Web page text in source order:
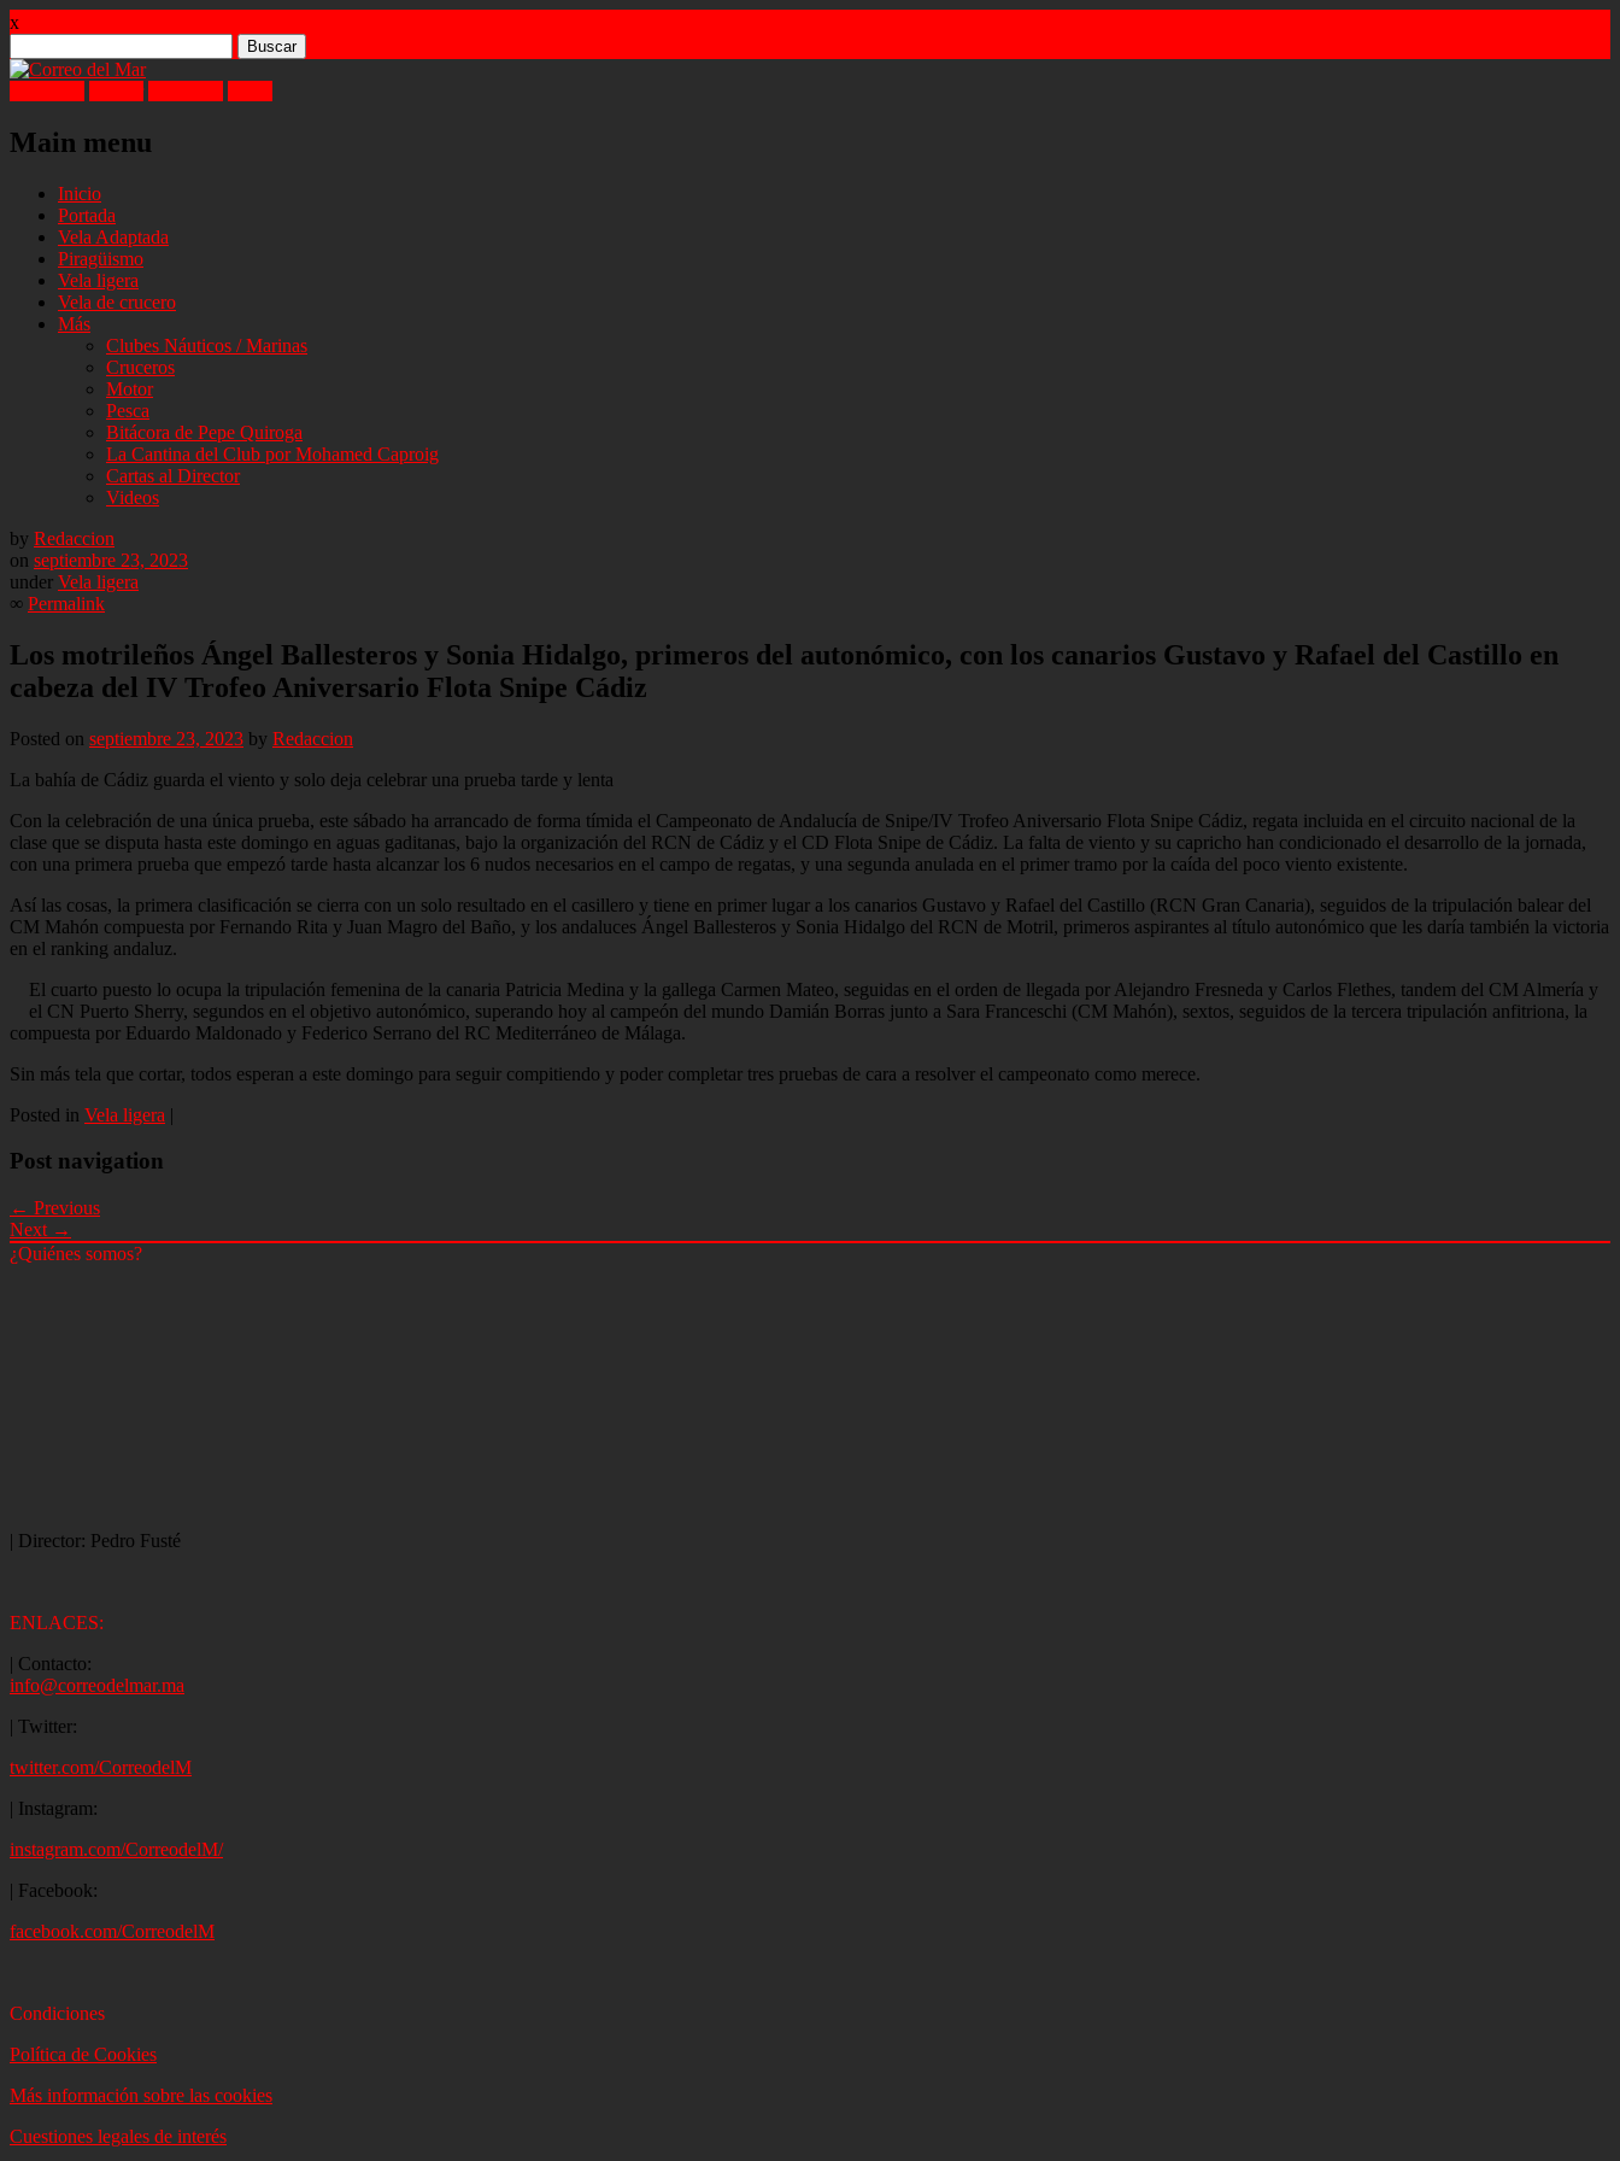
x
Main menu
Skip
content
Inicio
Portada
Vela Adaptada
Piragüismo
Vela ligera
Vela de crucero
Más
Clubes Náuticos / Marinas
Cruceros
Motor
Pesca
Bitácora de Pepe Quiroga
La Cantina del Club por Mohamed Caproig
Cartas al Director
Videos
by Redaccion
on septiembre 23, 2023
under Vela ligera
∞ Permalink
Los motrileños Ángel Ballesteros y Sonia Hidalgo, primeros del autonómico, con los canarios Gustavo y Rafael del Castillo en
cabeza del IV Trofeo Aniversario Flota Snipe Cádiz
Posted on septiembre 23, 2023 by Redaccion
La bahía de Cádiz guarda el viento y solo deja celebrar una prueba tarde y lenta
Con la celebración de una única prueba, este sábado ha arrancado de forma tímida el Campeonato de Andalucía de Snipe/IV Trofeo Aniversario Flota Snipe Cádiz, regata incluida en el circuito nacional de la
clase que se disputa hasta este domingo en aguas gaditanas, bajo la organización del RCN de Cádiz y el CD Flota Snipe de Cádiz. La falta de viento y su capricho han condicionado el desarrollo de la jornada,
con una primera prueba que empezó tarde hasta alcanzar los 6 nudos necesarios en el campo de regatas, y una segunda anulada en el primer tramo por la caída del poco viento existente.
Así las cosas, la primera clasificación se cierra con un solo resultado en el casillero y tiene en primer lugar a los canarios Gustavo y Rafael del Castillo (RCN Gran Canaria), seguidos de la tripulación balear del
CM Mahón compuesta por Fernando Rita y Juan Magro del Baño, y los andaluces Ángel Ballesteros y Sonia Hidalgo del RCN de Motril, primeros aspirantes al título autonómico que les daría también la victoria
en el ranking andaluz.
El cuarto puesto lo ocupa la tripulación femenina de la canaria Patricia Medina y la gallega Carmen Mateo, seguidas en el orden de llegada por Alejandro Fresneda y Carlos Flethes, tandem del CM Almería y
el CN Puerto Sherry, segundos en el objetivo autonómico, superando hoy al campeón del mundo Damián Borras junto a Sara Franceschi (CM Mahón), sextos, seguidos de la tercera tripulación anfitriona, la
compuesta por Eduardo Maldonado y Federico Serrano del RC Mediterráneo de Málaga.
Sin más tela que cortar, todos esperan a este domingo para seguir compitiendo y poder completar tres pruebas de cara a resolver el campeonato como merece.
Posted in Vela ligera |
Post navigation
← Previous
Next →
¿Quiénes somos?
| Director: Pedro Fusté
ENLACES:
| Contacto:
info@correodelmar.ma
| Twitter:
twitter.com/CorreodelM
| Instagram:
instagram.com/CorreodelM/
| Facebook:
facebook.com/CorreodelM
Condiciones
Política de Cookies
Más información sobre las cookies
Cuestiones legales de interés